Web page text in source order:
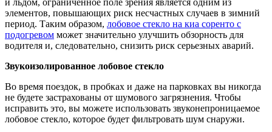
и льдом, ограниченное поле зрения является одним из
элементов, повышающих риск несчастных случаев в зимний
период. Таким образом, лобовое стекло на киа соренто с
подогревом может значительно улучшить обзорность для
водителя и, следовательно, снизить риск серьезных аварий.
Звукоизолированное лобовое стекло
Во время поездок, в пробках и даже на парковках вы никогда
не будете застрахованы от шумового загрязнения. Чтобы
исправить это, вы можете использовать звуконепроницаемое
лобовое стекло, которое будет фильтровать шум снаружи.